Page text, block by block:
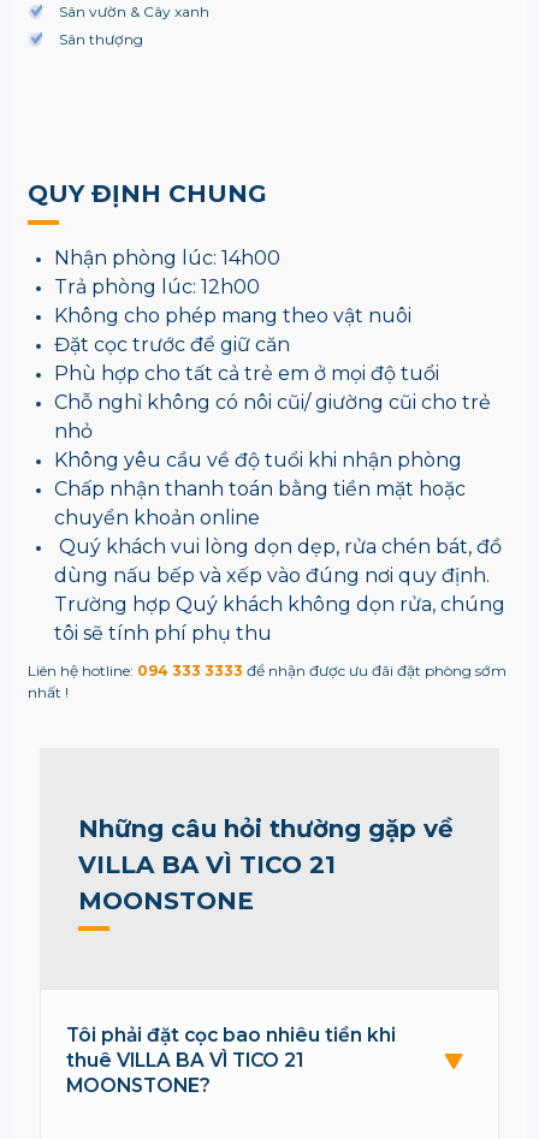
Sân vườn & Cây xanh
Sân thượng
QUY ĐỊNH CHUNG
Nhận phòng lúc: 14h00
Trả phòng lúc: 12h00
Không cho phép mang theo vật nuôi
Đặt cọc trước để giữ căn
Phù hợp cho tất cả trẻ em ở mọi độ tuổi
Chỗ nghỉ không có nôi cũi/ giường cũi cho trẻ
nhỏ
Không yêu cầu về độ tuổi khi nhận phòng
Chấp nhận thanh toán bằng tiền mặt hoặc
chuyển khoản online
Quý khách vui lòng dọn dẹp, rửa chén bát, đồ
dùng nấu bếp và xếp vào đúng nơi quy định.
Trường hợp Quý khách không dọn rửa, chúng
tôi sẽ tính phí phụ thu
Liên hệ hotline: 094 333 3333 để nhận được ưu đãi đặt phòng sớm
nhất !
Những câu hỏi thường gặp về
VILLA BA VÌ TICO 21
MOONSTONE
Tôi phải đặt cọc bao nhiêu tiền khi
thuê VILLA BA VÌ TICO 21
MOONSTONE?